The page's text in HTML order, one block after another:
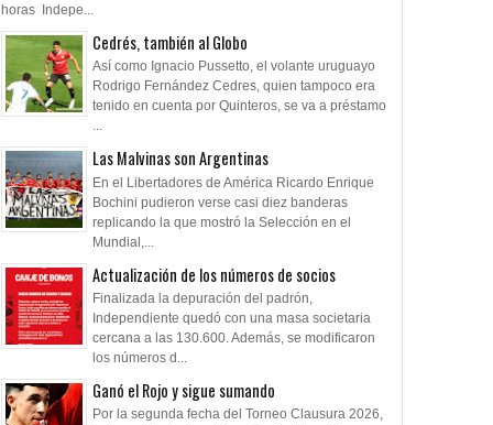
horas Indepe...
Cedrés, también al Globo
Así como Ignacio Pussetto, el volante uruguayo
Rodrigo Fernández Cedres, quien tampoco era
tenido en cuenta por Quinteros, se va a préstamo
...
Las Malvinas son Argentinas
En el Libertadores de América Ricardo Enrique
Bochini pudieron verse casi diez banderas
replicando la que mostró la Selección en el
Mundial,...
Actualización de los números de socios
Finalizada la depuración del padrón,
Independiente quedó con una masa societaria
cercana a las 130.600. Además, se modificaron
los números d...
Ganó el Rojo y sigue sumando
Por la segunda fecha del Torneo Clausura 2026,